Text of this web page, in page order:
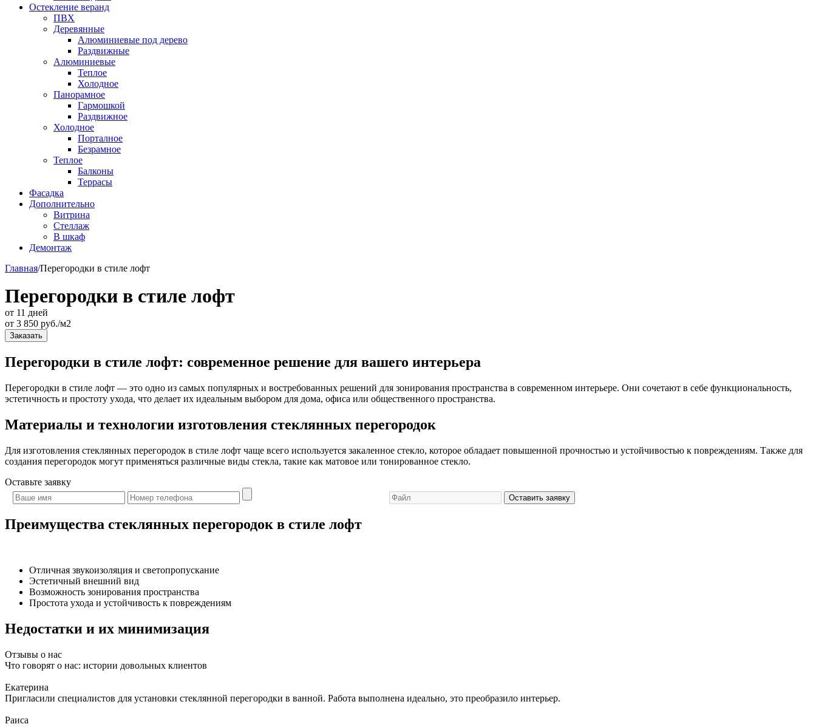
Остекление веранд
ПВХ
Деревянные
Алюминиевые под дерево
Раздвижные
Алюминиевые
Теплое
Холодное
Панорамное
Гармошкой
Раздвижное
Холодное
Порталное
Безрамное
Теплое
Балконы
Террасы
Фасадка
Дополнительно
Витрина
Стеллаж
В шкаф
Демонтаж
Главная/Перегородки в стиле лофт
Перегородки в стиле лофт
от 11 дней
от 3 850 руб./м2
Заказать
Перегородки в стиле лофт: современное решение для вашего интерьера
Перегородки в стиле лофт — это одно из самых популярных и востребованных решений для зонирования пространства в современном интерьере. Они сочетают в себе функциональность,
эстетичность и простоту ухода, что делает их идеальным выбором для дома, офиса или общественного пространства.
Материалы и технологии изготовления стеклянных перегородок
Для изготовления стеклянных перегородок в стиле лофт чаще всего используется закаленное стекло, которое обладает повышенной прочностью и устойчивостью к повреждениям. Также для
создания перегородок могут применяться различные виды стекла, такие как матовое или тонированное стекло.
Оставьте заявку
Оставить заявку
Преимущества стеклянных перегородок в стиле лофт
Отличная звукоизоляция и светопропускание
Эстетичный внешний вид
Возможность зонирования пространства
Простота ухода и устойчивость к повреждениям
Недостатки и их минимизация
Отзывы о нас
Что говорят о нас: истории довольных клиентов
Екатерина
Пригласили специалистов для установки стеклянной перегородки в ванной. Работа выполнена идеально, это преобразило интерьер.
Раиса